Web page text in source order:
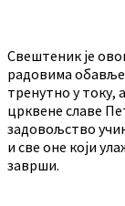
Свештеник је
радовима
тренутно у току,
црквене славе
задовољство
и све оне који
заврши.